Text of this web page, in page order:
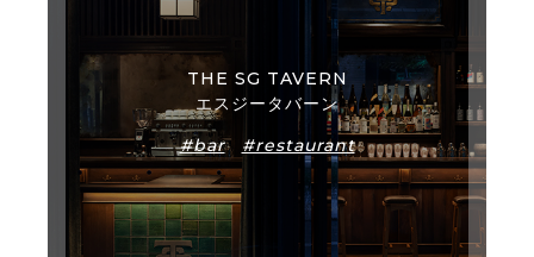
THE SG TAVERN
エスジータバーン
#bar
#restaurant